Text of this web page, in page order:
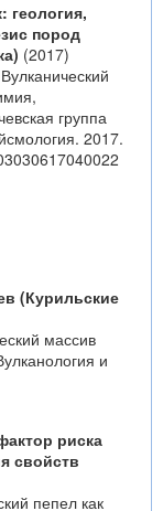
геология,
пород
(2017)
группа
2017.
(Курильские
массив
и
риска
свойств
пепел как